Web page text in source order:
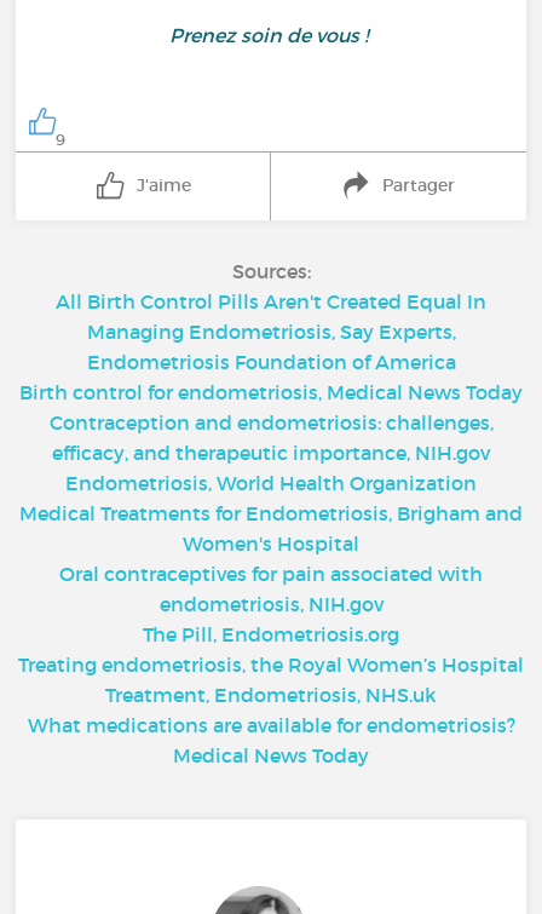
Prenez soin de vous !
9
J'aime Partager
Sources:
All Birth Control Pills Aren't Created Equal In
Managing Endometriosis, Say Experts,
Endometriosis Foundation of America
Birth control for endometriosis, Medical News Today
Contraception and endometriosis: challenges,
efficacy, and therapeutic importance, NIH.gov
Endometriosis, World Health Organization
Medical Treatments for Endometriosis, Brigham and
Women's Hospital
Oral contraceptives for pain associated with
endometriosis, NIH.gov
The Pill, Endometriosis.org
Treating endometriosis, the Royal Women’s Hospital
Treatment, Endometriosis, NHS.uk
What medications are available for endometriosis?
Medical News Today